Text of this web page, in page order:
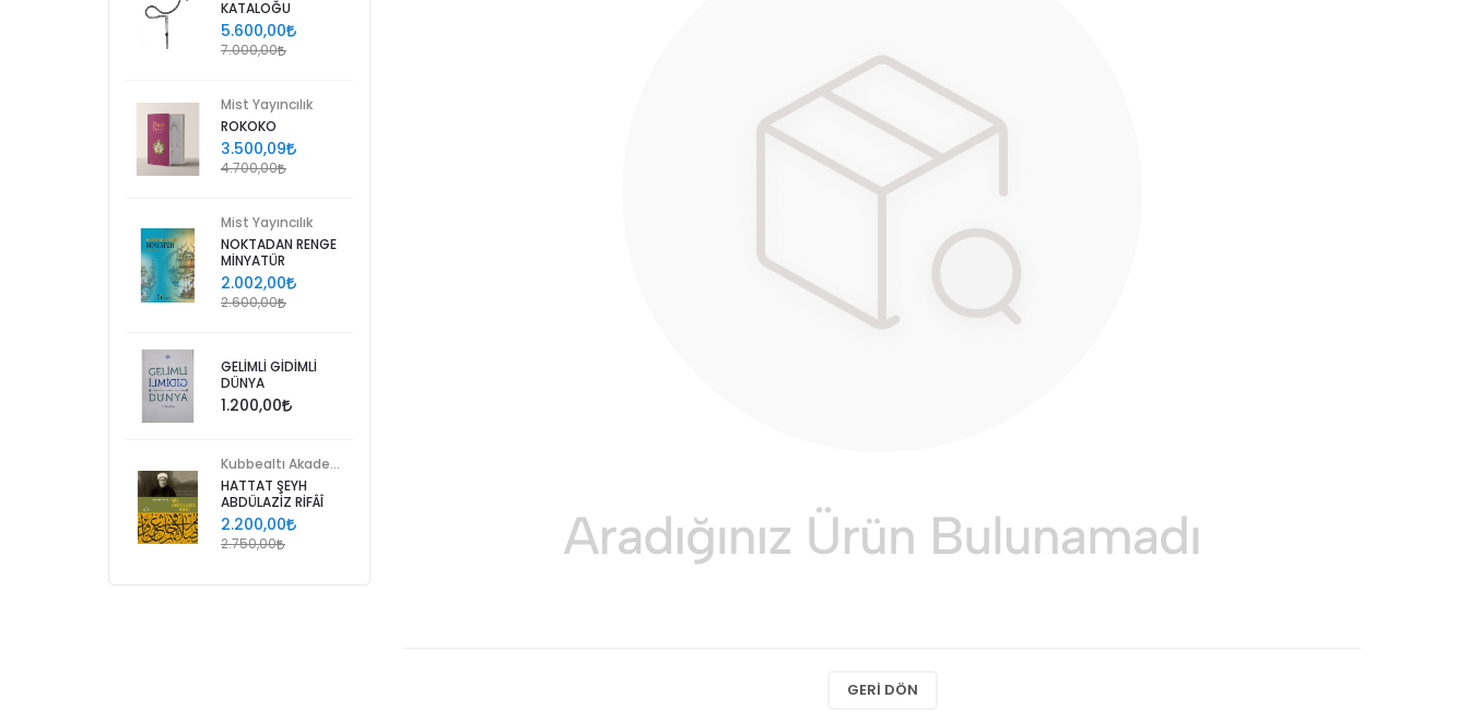
GERI DÖN
KATALOĞU
5.600,00
7.000,00
Mist Yayıncılık
ROKOKO
3.500,09
4.700,00
Mist Yayıncılık
NOKTADAN RENGE
MİNYATÜR
2.002,00
2.600,00
GELİMLİ GİDİMLİ
DÜNYA
1.200,00
HATTAT ŞEYH
ABDÜLAZİZ RİFÂÎ
2.200,00
2.750,00